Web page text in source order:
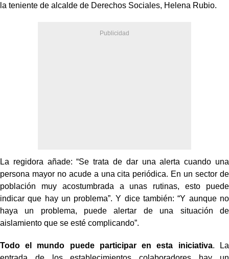
la teniente de alcalde de Derechos Sociales, Helena Rubio.
La regidora añade: “Se trata de dar una alerta cuando una
persona mayor no acude a una cita periódica. En un sector de
población muy acostumbrada a unas rutinas, esto puede
indicar que hay un problema”. Y dice también: “Y aunque no
haya un problema, puede alertar de una situación de
aislamiento que se esté complicando”.
Todo el mundo puede participar en esta iniciativa. La